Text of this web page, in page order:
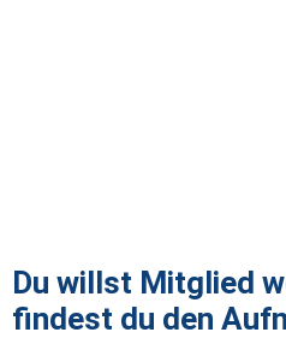
Du willst Mitglied
findest du den